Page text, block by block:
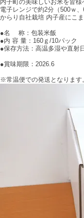
内子町の美味しいお米を皆様
電子レンジで約2分（500ｗ、
からり自社栽培 内子産にこ
●名 称：包装米飯
●内 容 量：160ｇ/10パック
●保存方法：高温多湿や直射
●賞味期限：2026.6
※常温便での発送となります